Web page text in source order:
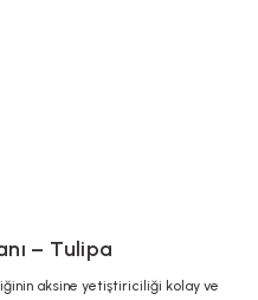
– Tulipa
aksine yetiştiriciliği kolay ve